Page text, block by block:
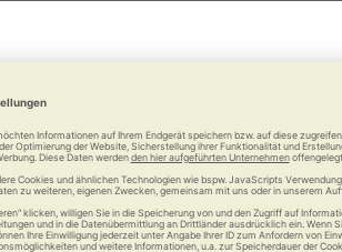
ein leichter, wartungsfreundliches und ohne
- das schwerste Teil wiegt nur noch
101 SF ultra light einfach transportieren.